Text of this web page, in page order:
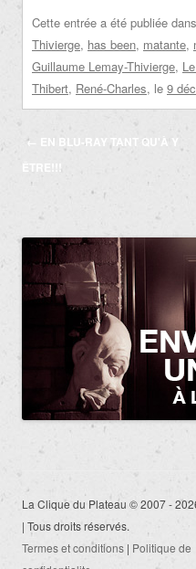
Cette entrée a été publiée dans
Thivierge, has been, matante,
Guillaume Lemay-Thivierge,
Thibert, René-Charles, le 9
Navigation
des
←
EN BLU-RAY TANT QU'À Y
ÊTRE!!!
La Clique du Plateau © 2007 -
| Tous droits réservés.
Termes et conditions | Politique de